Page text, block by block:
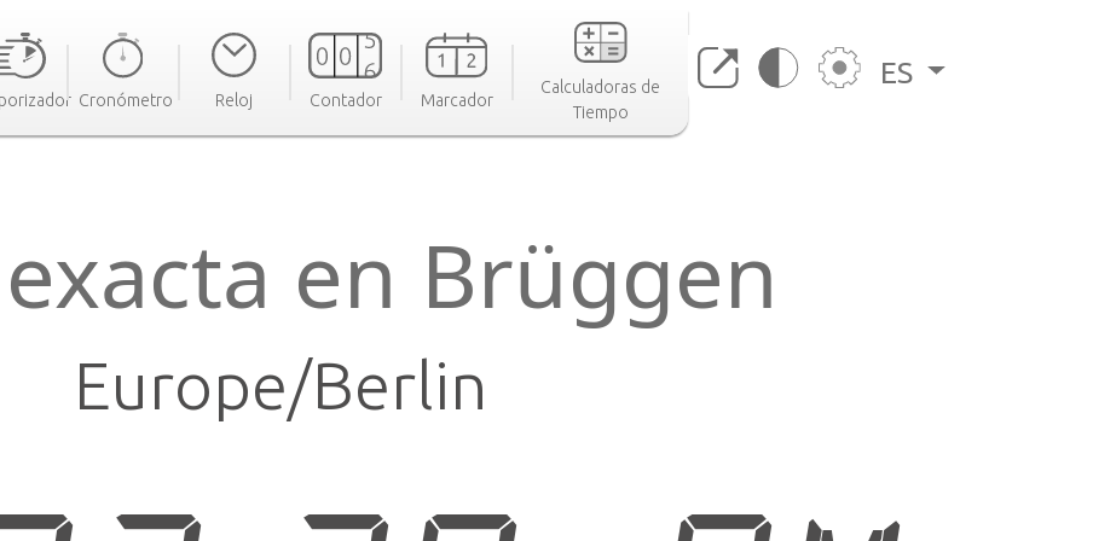
Cronómetro Reloj Contador Marcador
Calculadoras de
Tiempo
ES
en Brüggen
Europe/Berlin